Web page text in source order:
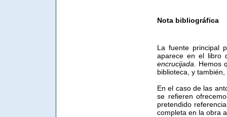
Nota bibliográfica
La fuente principal
aparece en el libro
encrucijada .
biblioteca, y
En el caso de las
se refieren
pretendido
completa en la obra